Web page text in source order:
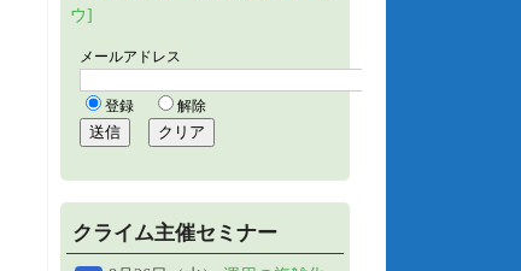
ウ]
クライム主催セミナー